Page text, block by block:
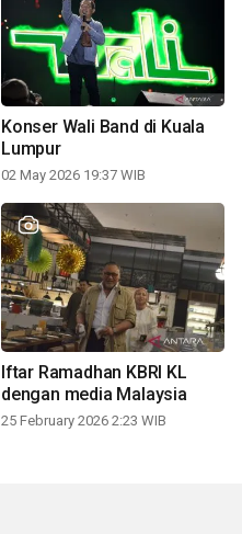
Konser Wali Band di Kuala
Lumpur
02 May 2026 19:37 WIB
Iftar Ramadhan KBRI KL
dengan media Malaysia
25 February 2026 2:23 WIB